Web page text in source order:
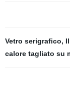
Vetro serigrafico,
calore tagliato su